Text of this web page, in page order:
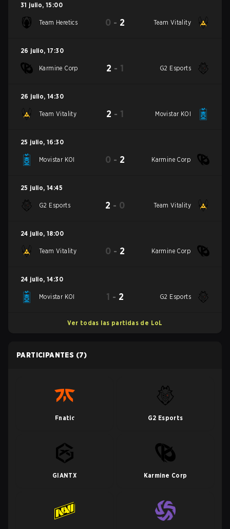
31 julio, 15:00
Team Heretics 0 - 2 Team Vitality
26 julio, 17:30
Karmine Corp 2 - 1 G2 Esports
26 julio, 14:30
Team Vitality 2 - 1 Movistar KOI
25 julio, 16:30
Movistar KOI 0 - 2 Karmine Corp
25 julio, 14:45
G2 Esports 2 - 0 Team Vitality
24 julio, 18:00
Team Vitality 0 - 2 Karmine Corp
24 julio, 14:30
Movistar KOI 1 - 2 G2 Esports
Ver todas las partidas de LoL
PARTICIPANTES (7)
Fnatic G2 Esports
GIANTX Karmine Corp